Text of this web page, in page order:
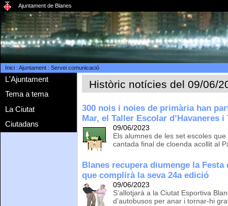
Ajuntament de Blanes
Inici: Ajuntament: Servei comunicació
L'Ajuntament
Tema a tema
La Ciutat
Ciutadans
Històric notícies del 09/06/
300 nois i noies de primària han
Mar, el Taller Escolar d’Havaneres
09/06/2023
Els alumnes de les set escoles
cantada final de cloenda acollit al
Blanes recupera diumenge la Festa
que complirà la seva 24a edició
09/06/2023
S’allotjarà a la Ciutat Esportiva
d’autobusos per anar i tornar-hi